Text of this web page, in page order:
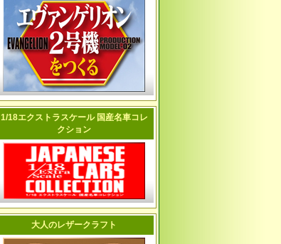
1/18エクストラスケール 国産名車コレ
クション
大人のレザークラフト